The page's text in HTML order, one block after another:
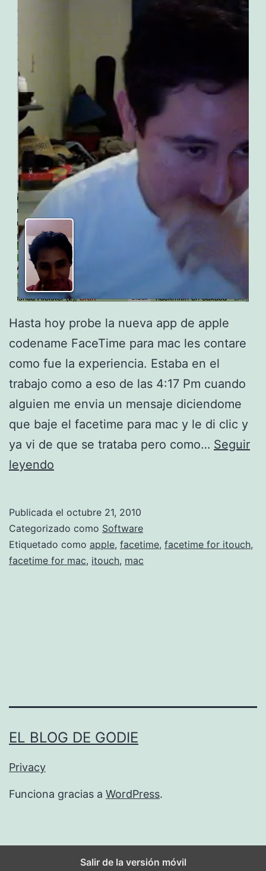
Hasta hoy probe la nueva app de apple
codename FaceTime para mac les contare
como fue la experiencia. Estaba en el
trabajo como a eso de las 4:17 Pm cuando
alguien me envia un mensaje diciendome
que baje el facetime para mac y le di clic y
ya vi de que se trataba pero como… Seguir
leyendo
b
a
n
t
m
a
Publicada el octubre 21, 2010
Categorizado como Software
Etiquetado como apple, facetime, facetime for itouch,
facetime for mac, itouch, mac
EL BLOG DE GODIE
Privacy
Funciona gracias a WordPress.
Salir de la versión móvil